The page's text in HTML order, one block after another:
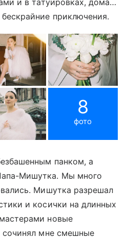
и в татуировках, дома…
приключения.
8
фото
панком, а
Мишутка. Мы много
Мишутка разрешал
и косички на длинных
новые
сочинял мне смешные